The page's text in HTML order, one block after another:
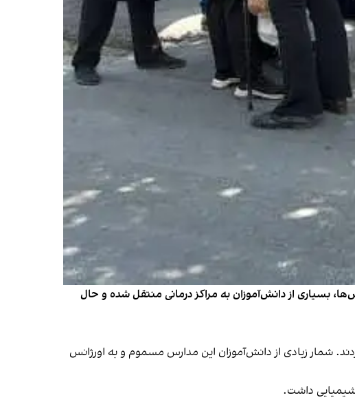
بسیاری از دانش‌آموزان به مراکز درمانی منتقل شده و حال
«نصیری» و «ابوذر» در منطقه ۱۲ این شهر حمله شیمیایی کردند. شمار زیادی از دانش‌آموزان این مدارس مسموم و به اورژانس
شیمیایی داشت.